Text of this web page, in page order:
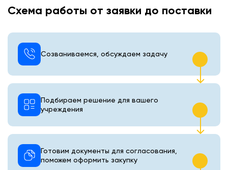
Схема работы от заявки до поставки
Созваниваемся, обсуждаем задачу
Подбираем решение для вашего
учреждения
Готовим документы для согласования,
поможем оформить закупку